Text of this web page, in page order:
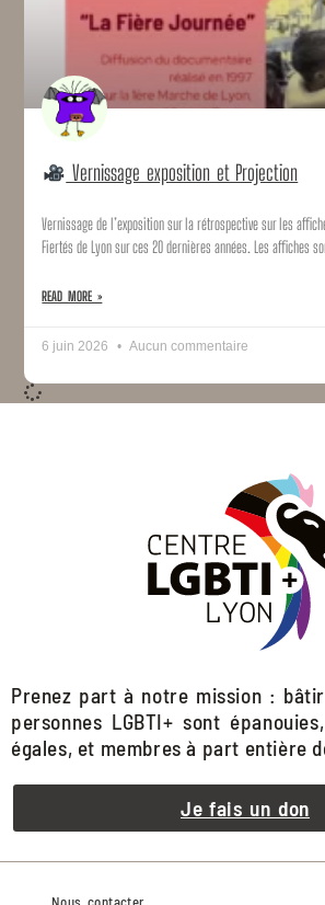
Vernissage exposition et Projection
Vernissage de l’exposition sur la rétrospective sur les
Fiertés de Lyon sur ces 20 dernières années. Les affiches
READ MORE »
6 juin 2026 Aucun commentaire
Je fais un don
Prenez part à notre mission :
personnes LGBTI+ sont
égales, et membres à part entière
Nous contacter